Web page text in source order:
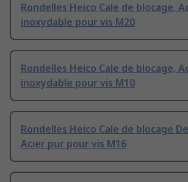
Rondelles Heico Cale de blocage,
inoxydable pour vis M20
Rondelles Heico Cale de blocage,
inoxydable pour vis M10
Rondelles Heico Cale de blocage
Acier pur pour vis M16